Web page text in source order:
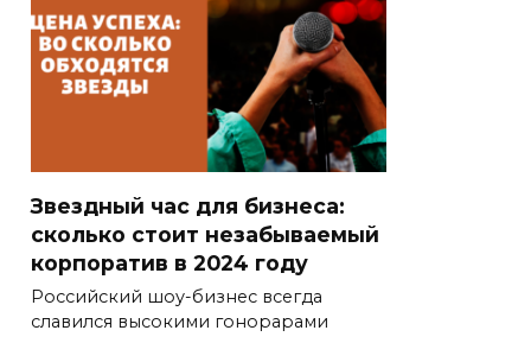
Звездный час для бизнеса:
сколько стоит незабываемый
корпоратив в 2024 году
Российский шоу-бизнес всегда
славился высокими гонорарами